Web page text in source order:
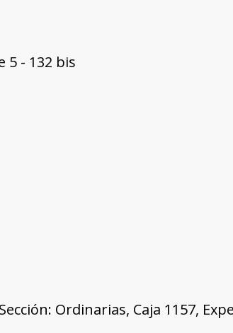
5 - 132 bis
Ordinarias, Caja 1157,